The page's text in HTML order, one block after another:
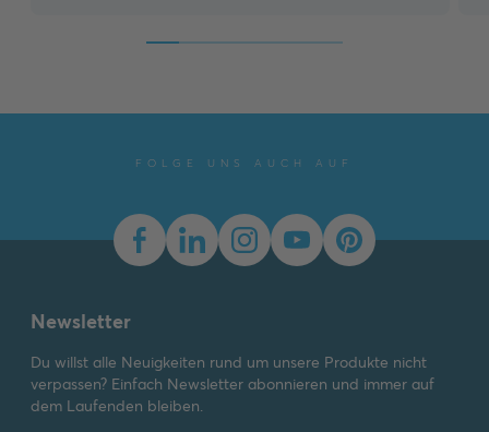
FOLGE UNS AUCH AUF
Newsletter
Du willst alle Neuigkeiten rund um unsere Produkte nicht
verpassen? Einfach Newsletter abonnieren und immer auf
dem Laufenden bleiben.